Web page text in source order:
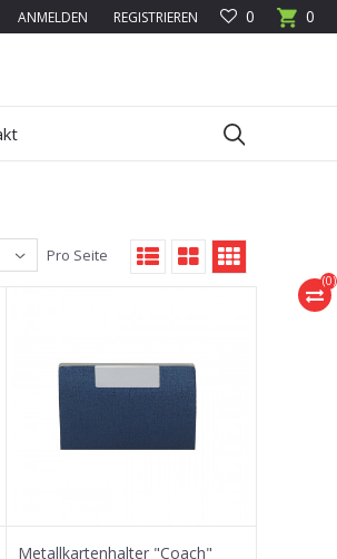
0
0
ANMELDEN REGISTRIEREN
(0)
Pro Seite
Metallkartenhalter "Coach"